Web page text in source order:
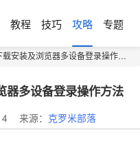
教程 技巧 攻略 专题
安装及浏览器多设备登录操作方法
多设备登录操作方法
4 来源： 克罗米部落